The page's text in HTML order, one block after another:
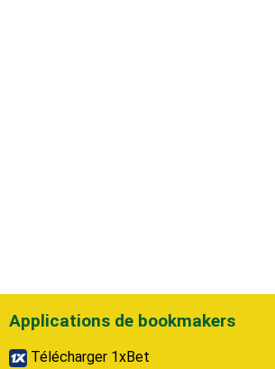
Applications de bookmakers
Télécharger 1xBet